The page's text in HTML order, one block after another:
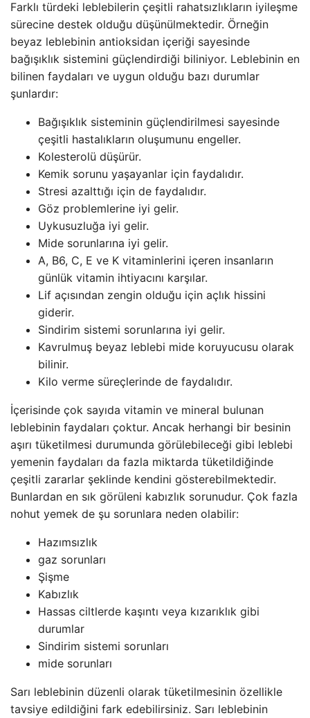
Farklı türdeki leblebilerin çeşitli rahatsızlıkların iyileşme
sürecine destek olduğu düşünülmektedir. Örneğin
beyaz leblebinin antioksidan içeriği sayesinde
bağışıklık sistemini güçlendirdiği biliniyor. Leblebinin en
bilinen faydaları ve uygun olduğu bazı durumlar
şunlardır:
Bağışıklık sisteminin güçlendirilmesi sayesinde
çeşitli hastalıkların oluşumunu engeller.
Kolesterolü düşürür.
Kemik sorunu yaşayanlar için faydalıdır.
Stresi azalttığı için de faydalıdır.
Göz problemlerine iyi gelir.
Uykusuzluğa iyi gelir.
Mide sorunlarına iyi gelir.
A, B6, C, E ve K vitaminlerini içeren insanların
günlük vitamin ihtiyacını karşılar.
Lif açısından zengin olduğu için açlık hissini
giderir.
Sindirim sistemi sorunlarına iyi gelir.
Kavrulmuş beyaz leblebi mide koruyucusu olarak
bilinir.
Kilo verme süreçlerinde de faydalıdır.
İçerisinde çok sayıda vitamin ve mineral bulunan
leblebinin faydaları çoktur. Ancak herhangi bir besinin
aşırı tüketilmesi durumunda görülebileceği gibi leblebi
yemenin faydaları da fazla miktarda tüketildiğinde
çeşitli zararlar şeklinde kendini gösterebilmektedir.
Bunlardan en sık görüleni kabızlık sorunudur. Çok fazla
nohut yemek de şu sorunlara neden olabilir:
Hazımsızlık
gaz sorunları
Şişme
Kabızlık
Hassas ciltlerde kaşıntı veya kızarıklık gibi
durumlar
Sindirim sistemi sorunları
mide sorunları
Sarı leblebinin düzenli olarak tüketilmesinin özellikle
tavsiye edildiğini fark edebilirsiniz. Sarı leblebinin